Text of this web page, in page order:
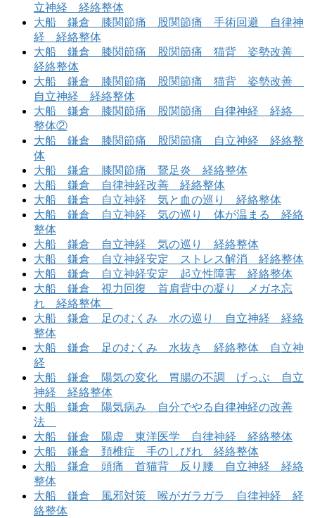
立神経 経絡整体
大船 鎌倉 膝関節痛 股関節痛 手術回避 自律神
経 経絡整体
大船 鎌倉 膝関節痛 股関節痛 猫背 姿勢改善
経絡整体
大船 鎌倉 膝関節痛 股関節痛 猫背 姿勢改善
自立神経 経絡整体
大船 鎌倉 膝関節痛 股関節痛 自律神経 経絡
整体②
大船 鎌倉 膝関節痛 股関節痛 自立神経 経絡整
体
大船 鎌倉 膝関節痛 鵞足炎 経絡整体
大船 鎌倉 自律神経改善 経絡整体
大船 鎌倉 自立神経 気と血の巡り 経絡整体
大船 鎌倉 自立神経 気の巡り 体が温まる 経絡
整体
大船 鎌倉 自立神経 気の巡り 経絡整体
大船 鎌倉 自立神経安定 ストレス解消 経絡整体
大船 鎌倉 自立神経安定 起立性障害 経絡整体
大船 鎌倉 視力回復 首肩背中の凝り メガネ忘
れ 経絡整体
大船 鎌倉 足のむくみ 水の巡り 自立神経 経絡
整体
大船 鎌倉 足のむくみ 水抜き 経絡整体 自立神
経
大船 鎌倉 陽気の変化 胃腸の不調 げっぷ 自立
神経 経絡整体
大船 鎌倉 陽気病み 自分でやる自律神経の改善
法
大船 鎌倉 陽虚 東洋医学 自律神経 経絡整体
大船 鎌倉 頚椎症 手のしびれ 経絡整体
大船 鎌倉 頭痛 首猫背 反り腰 自立神経 経絡
整体
大船 鎌倉 風邪対策 喉がガラガラ 自律神経 経
絡整体